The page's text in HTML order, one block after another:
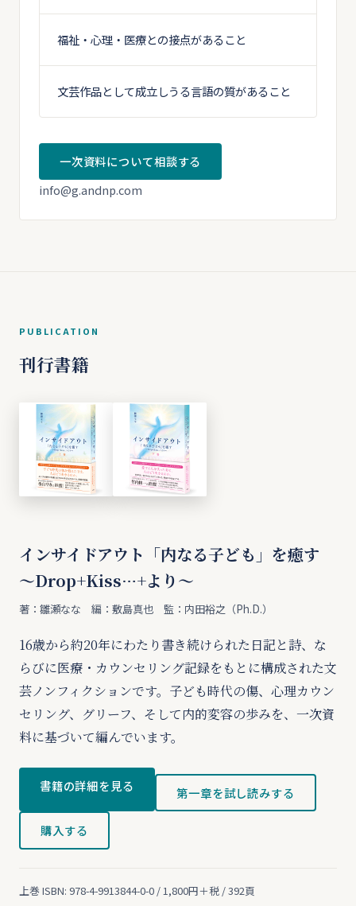
福祉・心理・医療との接点があること
文芸作品として成立しうる言語の質があること
一次資料について相談する
info@g.andnp.com
PUBLICATION
刊行書籍
インサイドアウト「内なる子ども」を癒す
〜Drop+Kiss…+より〜
著：雛瀬なな 編：敷島真也 監：内田裕之（Ph.D.）
16歳から約20年にわたり書き続けられた日記と詩、な
らびに医療・カウンセリング記録をもとに構成された文
芸ノンフィクションです。子ども時代の傷、心理カウン
セリング、グリーフ、そして内的変容の歩みを、一次資
料に基づいて編んでいます。
書籍の詳細を見る 第一章を試し読みする
購入する
上巻 ISBN: 978-4-9913844-0-0 / 1,800円＋税 / 392頁